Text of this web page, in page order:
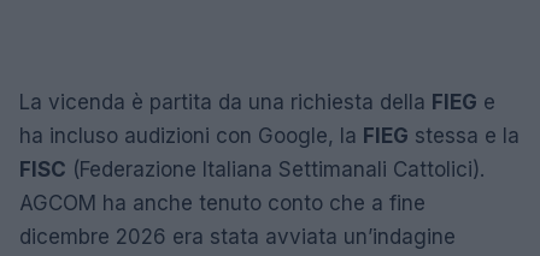
La vicenda è partita da una richiesta della FIEG e
ha incluso audizioni con Google, la FIEG stessa e la
FISC (Federazione Italiana Settimanali Cattolici).
AGCOM ha anche tenuto conto che a fine
dicembre 2026 era stata avviata un’indagine